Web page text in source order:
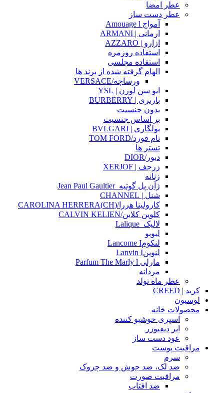
عطر امضا
عطر دست ساز
آمواج Amouage l
ارمانی | ARMANI
ازارو | AZZARO
استفاده روزمره
استفاده مجلسی
الهام گرفته شده از برند ها
ورساچه/VERSACE
ایو سن لورن | YSL
باربری | BURBERRY
بدون جنسیت
بر اساس جنسیت
بولگاری | BVLGARI
تام فورد/TOM FORD
تستر ها
دیور/DIOR
زرجف | XERJOF
زنانه
ژآن پل گوتیه_Jean Paul Gaultier
شنل | CHANNEL
کارولینا هررا/(CH)CAROLINA HERRERA
کلوین کلاین/CALVIN KELIEN
لالیک_Lalique
لبوبو
لنکومLancome I
لنوینLanvin I
مارلی Parfum The Marly l
مردانه
عطر ماه تولد
کرید | CREED
لوسیون
محصولات خانه
اسپری خوشبو کننده
ایر دیفیوزر
عود دست ساز
مراقبت پوست
سرم
ضد لک، ضد جوش و ضد چروک
مراقبت صورت
ضد افتاب